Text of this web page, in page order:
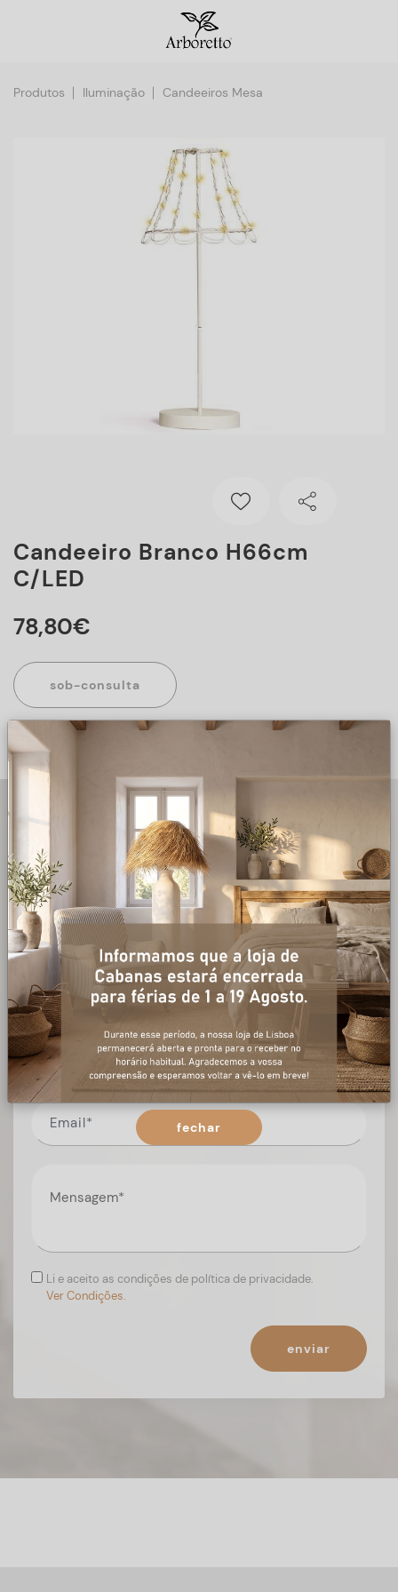
Produtos Iluminação Candeeiros Mesa
Candeeiro Branco H66cm
C/LED
78,80€
sob-consulta
Este artigo encontra-se sob consulta, para mais informações
sobre o artigo, preencha o formulário abaixo.
+ informações
Preencha o formulário, e num curto espaço de tempo,
temos respostas para todas as suas questões.
Li e aceito as condições de política de privacidade.
Ver Condições.
enviar
fechar